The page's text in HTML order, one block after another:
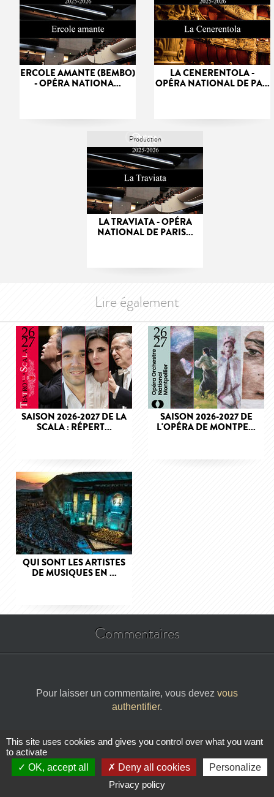
ERCOLE AMANTE (BEMBO)
- OPÉRA NATIONA...
LA CENERENTOLA -
OPÉRA NATIONAL DE PA...
Production
LA TRAVIATA - OPÉRA
NATIONAL DE PARIS...
Lire également
SAISON 2026-2027 DE LA
SCALA : RÉPERT...
SAISON 2026-2027 DE
L'OPÉRA DE MONTPE...
QUI SONT LES ARTISTES
DE MUSIQUES EN ...
Commentaires
Pour laisser un commentaire, vous devez vous
authentifier.
Aucun commentaire
This site uses cookies and gives you control over what you want
to activate
OK, accept all
Deny all cookies
Personalize
Privacy policy